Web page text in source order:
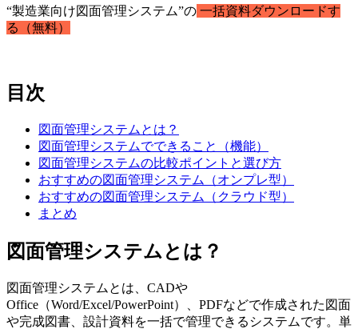
“製造業向け図面管理システム”の 一括資料ダウンロードす
る（無料）
目次
図面管理システムとは？
図面管理システムでできること（機能）
図面管理システムの比較ポイントと選び方
おすすめの図面管理システム（オンプレ型）
おすすめの図面管理システム（クラウド型）
まとめ
図面管理システムとは？
図面管理システムとは、CADや
Office（Word/Excel/PowerPoint）、PDFなどで作成された図面
や完成図書、設計資料を一括で管理できるシステムです。単